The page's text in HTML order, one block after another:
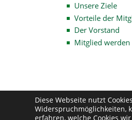
Unsere Ziele
Vorteile der
Der Vorstand
Mitglied werden
Diese Webseite nutzt
Widerspruchmöglichkeiten,
erfahren, welche Cookies